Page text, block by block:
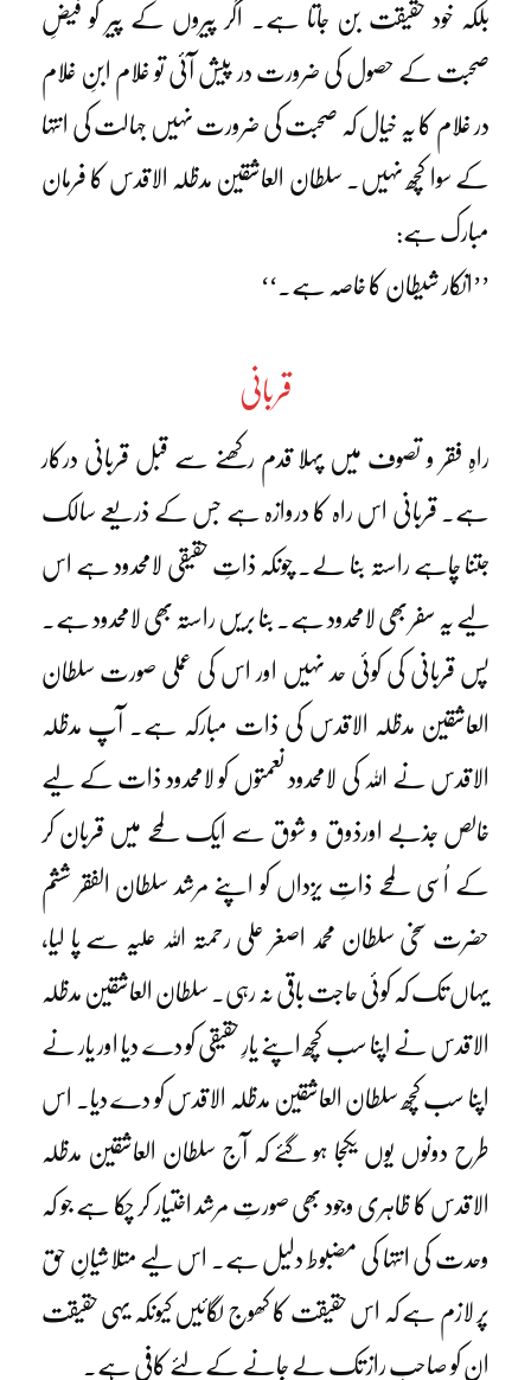
بلکہ خود حقیقت بن جاتا ہے۔ اگر پیروں کے پیر کو فیضِ
صحبت کے حصول کی ضرورت در پیش آئی تو غلام ابنِ غلام
در غلام کا یہ خیال کہ صحبت کی ضرورت نہیں جہالت کی انتہا
کے سوا کچھ نہیں۔ سلطان العاشقین مدظلہ الاقدس کا فرمان
مبارک ہے:
’’انکار شیطان کا خاصہ ہے۔‘‘
قربانی
راہِ فقر و تصوف میں پہلا قدم رکھنے سے قبل قربانی درکار
ہے۔ قربانی اس راہ کا دروازہ ہے جس کے ذریعے سالک
جتنا چاہے راستہ بنا لے۔ چونکہ ذاتِ حقیقی لامحدود ہے اس
لیے یہ سفر بھی لامحدود ہے۔ بنا بریں راستہ بھی لامحدود ہے۔
پس قربانی کی کوئی حد نہیں اور اس کی عملی صورت سلطان
العاشقین مدظلہ الاقدس کی ذات مبارکہ ہے۔ آپ مدظلہ
الاقدس نے اللہ کی لامحدود نعمتوں کو لامحدود ذات کے لیے
خالص جذبے اورذوق و شوق سے ایک لمحے میں قربان کر
کے اُسی لمحے ذاتِ یزداں کو اپنے مرشد سلطان الفقر ششم
حضرت سخی سلطان محمد اصغر علی رحمتہ اللہ علیہ سے پا لیا،
یہاں تک کہ کوئی حاجت باقی نہ رہی۔ سلطان العاشقین مدظلہ
الاقدس نے اپنا سب کچھ اپنے یارِ حقیقی کو دے دیا اور یار نے
اپنا سب کچھ سلطان العاشقین مدظلہ الاقدس کو دے دیا۔ اس
طرح دونوں یوں یکجا ہو گئے کہ آج سلطان العاشقین مدظلہ
الاقدس کا ظاہری وجود بھی صورتِ مرشد اختیار کر چکا ہے جو کہ
وحدت کی انتہا کی مضبوط دلیل ہے۔ اس لیے متلاشیانِ حق
پر لازم ہے کہ اس حقیقت کا کھوج لگائیں کیونکہ یہی حقیقت
ان کو صاحبِ راز تک لے جانے کے لئے کافی ہے۔